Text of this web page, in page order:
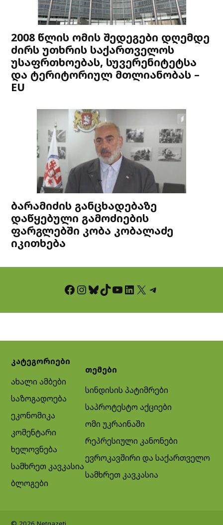
2008 წლის ომის შედეგები დღემდე
ძირს უთხრის საქართველოს
უსაფრთხოებას, სუვერენიტეტსა
და ტერიტორიულ მთლიანობას –
EU
ბარამიძის განცხადებაზე
დაწყებული გამოძიების
ფარგლებში კობა კობალაძე
იკითხება
Facebook InstagramBluesky TikTok YouTube LinkedIn X Telegram
კატეგორიები
ახალი ამბები
საზოგადოება
ეკონომიკა
კომენტარი
ხელოვნება
სამხრეთ კავკასია
ბლოგები
თემები
სინდისის პატიმრები
საპროტესტო აქციები
ომი უკრაინაში
რეპრესიული კანონები
ევროკავშირი და საქართველო
სამხრეთ კავკასია